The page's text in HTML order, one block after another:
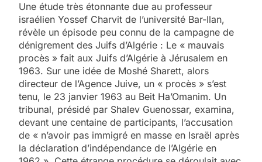
Une étude très étonnante due au professeur
israélien Yossef Charvit de l’université Bar-Ilan,
révèle un épisode peu connu de la campagne de
dénigrement des Juifs d’Algérie : Le « mauvais
procès » fait aux Juifs d’Algérie à Jérusalem en
1963. Sur une idée de Moshé Sharett, alors
directeur de l’Agence Juive, un « procès » s’est
tenu, le 23 janvier 1963 au Beit Ha’Omanim. Un
tribunal, présidé par Shalev Guenossar, examina,
devant une centaine de participants, l’accusation
de « n’avoir pas immigré en masse en Israël après
la déclaration d’indépendance de l’Algérie en